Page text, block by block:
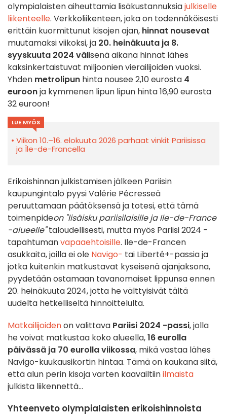
olympialaisten aiheuttamia lisäkustannuksiajulkiselle
liikenteelle. Verkkoliikenteen, joka on todennäköisesti
erittäin kuormittunut kisojen ajan, hinnat nousevat
muutamaksi viikoksi, ja 20. heinäkuuta ja 8.
syyskuuta 2024 välisenä aikana hinnat lähes
kaksinkertaistuvat miljoonien vierailijoiden vuoksi.
Yhden metrolipun hinta nousee 2,10 eurosta 4
euroonja kymmenen lipun lipun hinta 16,90 eurosta
32 euroon!
LUE MYÖS
Viikon 10.–16. elokuuta 2026 parhaat vinkit Pariisissa
ja Île-de-Francella
Erikoishinnan julkistamisen jälkeen Pariisin
kaupungintalo pyysi Valérie Pécresseä
peruuttamaan päätöksensä ja totesi, että tämä
toimenpideon "lisäisku pariisilaisille ja Ile-de-France
-alueelle"taloudellisesti, mutta myös Pariisi 2024 -
tapahtumanvapaaehtoisille. Ile-de-Francen
asukkaita, joilla ei ole Navigo- tai Liberté+-passia ja
jotka kuitenkin matkustavat kyseisenä ajanjaksona,
pyydetään ostamaan tavanomaiset lippunsa ennen
20. heinäkuuta 2024, jotta he välttyisivät tältä
uudelta hetkelliseltä hinnoittelulta.
Matkailijoidenon valittava Pariisi 2024 -passi, jolla
he voivat matkustaa koko alueella,16 eurolla
päivässä ja 70 eurolla viikossa, mikä vastaa lähes
Navigo-kuukausikortin hintaa. Tämä on kaukana siitä,
että alun perin kisoja varten kaavailtiinilmaista
julkista liikennettä...
Yhteenveto olympialaisten erikoishinnoista